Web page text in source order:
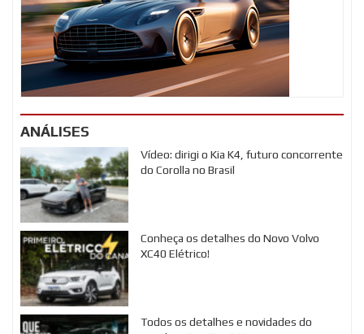
ANÁLISES
Vídeo: dirigi o Kia K4, futuro concorrente
do Corolla no Brasil
Conheça os detalhes do Novo Volvo
XC40 Elétrico!
Todos os detalhes e novidades do